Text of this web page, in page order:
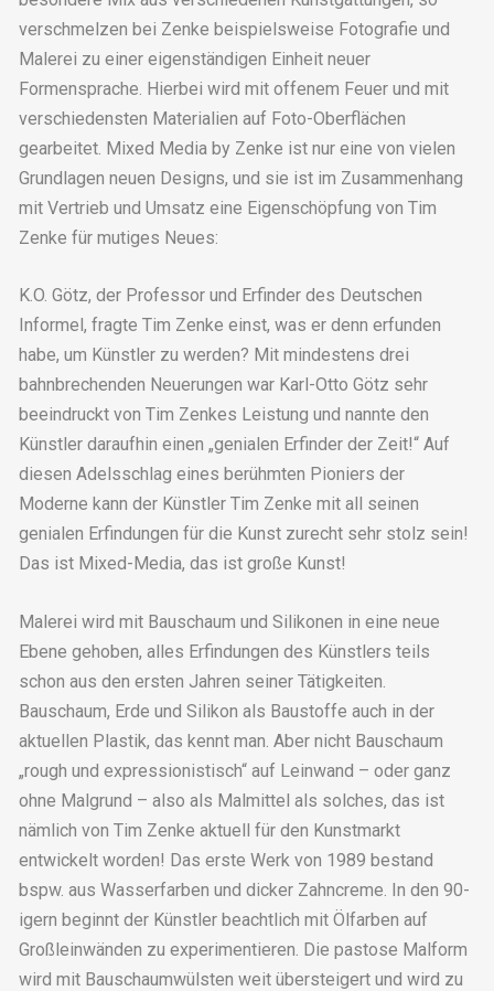
verschmelzen bei Zenke beispielsweise Fotografie und
Malerei zu einer eigenständigen Einheit neuer
Formensprache. Hierbei wird mit offenem Feuer und mit
verschiedensten Materialien auf Foto-Oberflächen
gearbeitet. Mixed Media by Zenke ist nur eine von vielen
Grundlagen neuen Designs, und sie ist im Zusammenhang
mit Vertrieb und Umsatz eine Eigenschöpfung von Tim
Zenke für mutiges Neues:
K.O. Götz, der Professor und Erfinder des Deutschen
Informel, fragte Tim Zenke einst, was er denn erfunden
habe, um Künstler zu werden? Mit mindestens drei
bahnbrechenden Neuerungen war Karl-Otto Götz sehr
beeindruckt von Tim Zenkes Leistung und nannte den
Künstler daraufhin einen „genialen Erfinder der Zeit!“ Auf
diesen Adelsschlag eines berühmten Pioniers der
Moderne kann der Künstler Tim Zenke mit all seinen
genialen Erfindungen für die Kunst zurecht sehr stolz sein!
Das ist Mixed-Media, das ist große Kunst!
Malerei wird mit Bauschaum und Silikonen in eine neue
Ebene gehoben, alles Erfindungen des Künstlers teils
schon aus den ersten Jahren seiner Tätigkeiten.
Bauschaum, Erde und Silikon als Baustoffe auch in der
aktuellen Plastik, das kennt man. Aber nicht Bauschaum
„rough und expressionistisch“ auf Leinwand – oder ganz
ohne Malgrund – also als Malmittel als solches, das ist
nämlich von Tim Zenke aktuell für den Kunstmarkt
entwickelt worden! Das erste Werk von 1989 bestand
bspw. aus Wasserfarben und dicker Zahncreme. In den 90-
igern beginnt der Künstler beachtlich mit Ölfarben auf
Großleinwänden zu experimentieren. Die pastose Malform
wird mit Bauschaumwülsten weit übersteigert und wird zu